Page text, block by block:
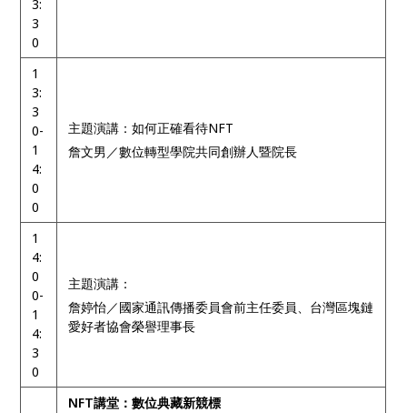
3:
3
0
1
3:
3
0-
1
4:
0
0
主題演講：如何正確看待NFT
詹文男／數位轉型學院共同創辦人暨院長
1
4:
0
0-
1
4:
3
0
主題演講：
詹婷怡／國家通訊傳播委員會前主任委員、台灣區塊鏈
愛好者協會榮譽理事長
NFT講堂：數位典藏新競標